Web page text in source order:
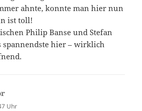
ahnte, konnte man hier nun
ist toll!
Philip Banse und Stefan
spannendste hier – wirklich
Uhr